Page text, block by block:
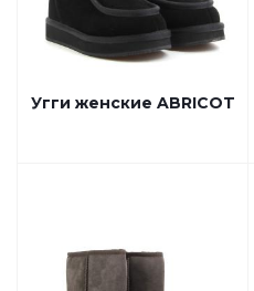
Угги женские ABRICOT